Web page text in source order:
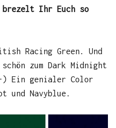
brezelt Ihr Euch so
Racing Green. Und
zum Dark Midnight
Ein genialer Color
und Navyblue.